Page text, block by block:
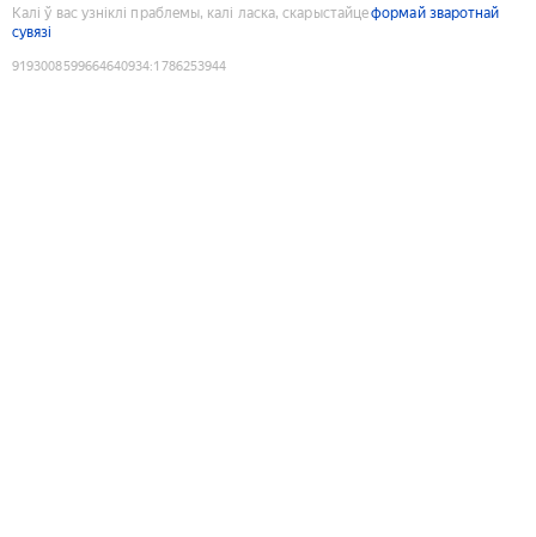
Калі ў вас узніклі праблемы, калі ласка, скарыстайцеформай зваротнай
сувязі
9193008599664640934:1786253944